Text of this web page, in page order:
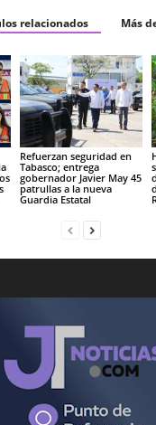
relacionados Más
Refuerzan seguridad en
Tabasco; entrega
gobernador Javier May 45
patrullas a la nueva
Guardia Estatal